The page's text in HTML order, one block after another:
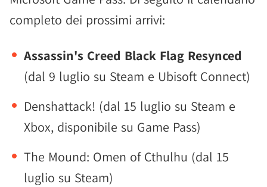
completo dei prossimi arrivi:
Assassin's Creed Black Flag Resynced
(dal 9 luglio su Steam e Ubisoft Connect)
Denshattack! (dal 15 luglio su Steam e
Xbox, disponibile su Game Pass)
The Mound: Omen of Cthulhu (dal 15
luglio su Steam)